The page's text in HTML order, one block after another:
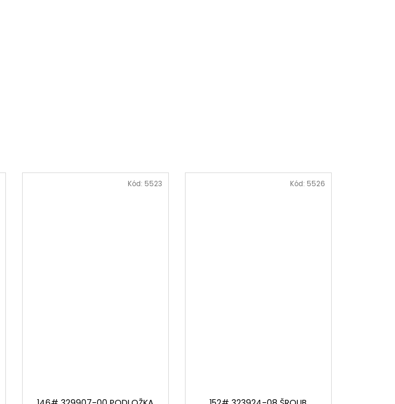
Kód: 5523 Kód: 5526